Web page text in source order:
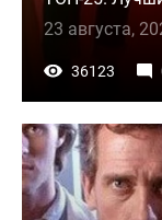
23 августа,
36123